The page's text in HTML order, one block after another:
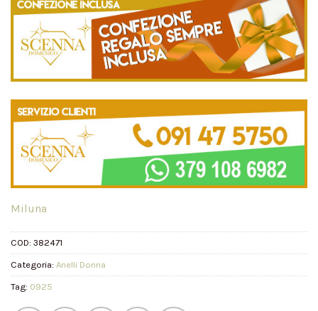
Miluna
COD: 382471
Categoria: Anelli Donna
Tag: 0925